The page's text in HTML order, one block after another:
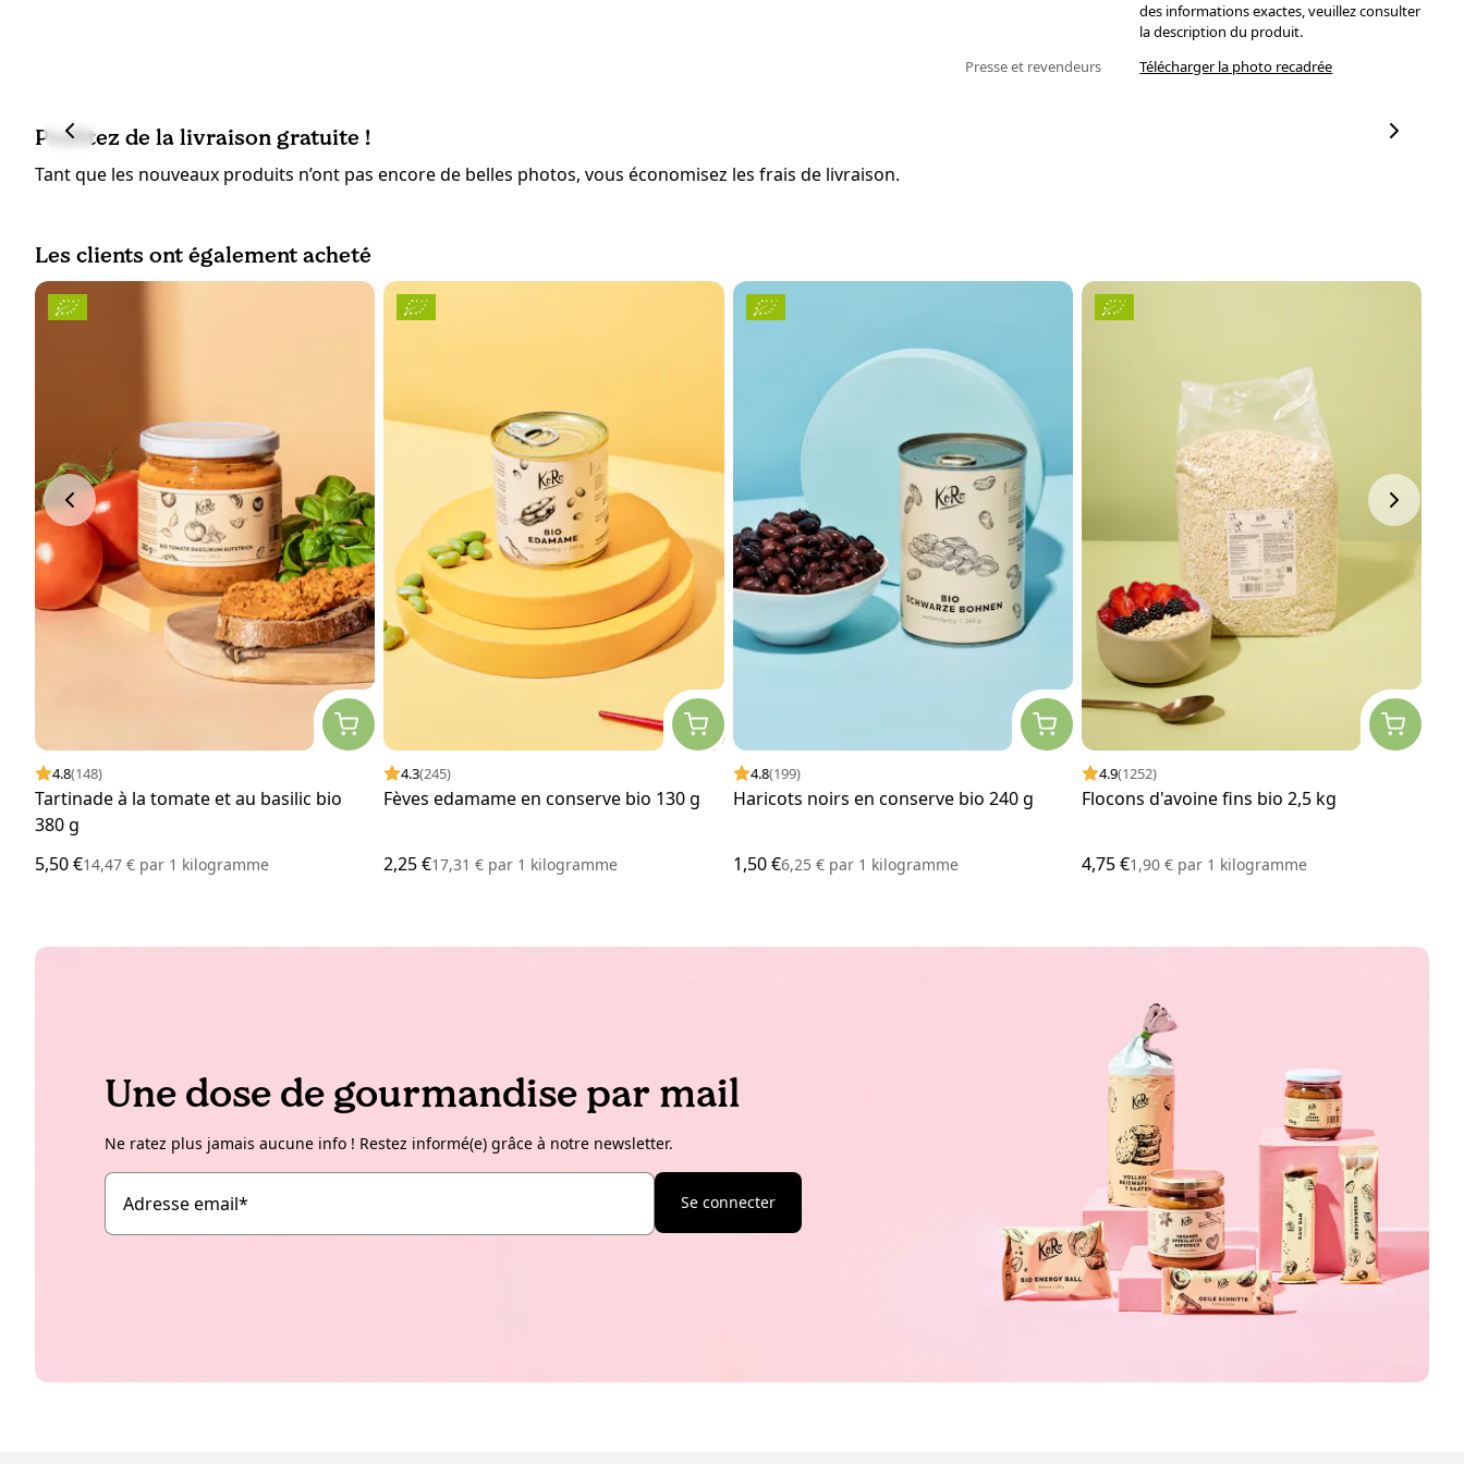
des informations exactes, veuillez consulter
la description du produit.
Presse et revendeurs
Télécharger la photo recadrée
Profitez de la livraison gratuite !
Tant que les nouveaux produits n’ont pas encore de belles photos, vous économisez les frais de livraison.
Les clients ont également acheté
4.8(148)
Tartinade à la tomate et au basilic bio
380 g
5,50 €14,47 € par 1 kilogramme
4.3(245)
Fèves edamame en conserve bio 130 g
2,25 €17,31 € par 1 kilogramme
4.8(199)
Haricots noirs en conserve bio 240 g
1,50 €6,25 € par1 kilogramme
4.9(1252)
Flocons d'avoine fins bio 2,5 kg
4,75 €1,90 € par1 kilogramme
Une dose de gourmandise par mail
Ne ratez plus jamais aucune info ! Restez informé(e) grâce à notre newsletter.
Adresse email* Se connecter